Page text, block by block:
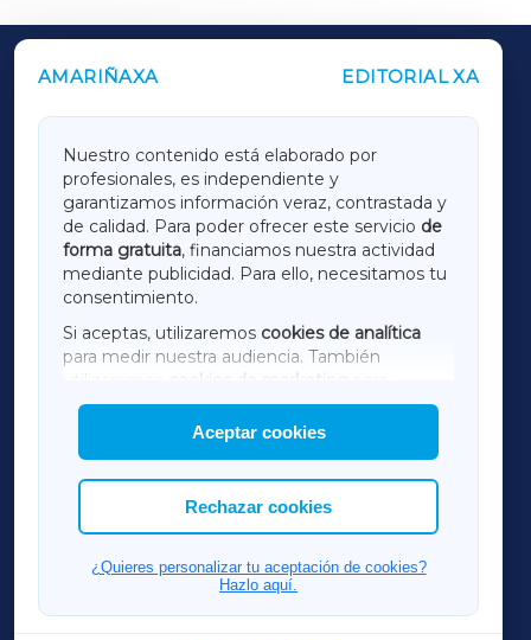
AMARIÑAXA EDITORIAL XA
Nuestro contenido está elaborado por
profesionales, es independiente y
garantizamos información veraz, contrastada y
de calidad. Para poder ofrecer este servicio de
forma gratuita, financiamos nuestra actividad
mediante publicidad. Para ello, necesitamos tu
consentimiento.
Si aceptas, utilizaremos cookies de analítica
para medir nuestra audiencia. También
utilizaremos
cookies de marketing
mostrar publicidad de terceros.
Asimismo, puedes personalizar la elección de
las cookies que deseas permitir.
Aceptar cookies
Rechazar cookies
¿Quieres personalizar tu aceptación de cookies?
Hazlo aquí.
OUTROS PERIÓDICOS
LUGOXA
TERRACHAXA
AMARIÑAXA
RIBEIRASACRAXA
ACORUÑAXA
FERROLXA
OURENSEXA